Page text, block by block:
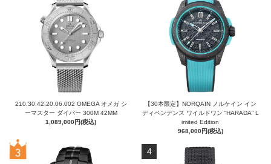
210.30.42.20.06.002 OMEGA オメガ シ
ーマスター ダイバー 300M 42MM
1,089,000円(税込)
【30本限定】NORQAIN ノルケイン イン
ディペンデンス ワイルドワン “HARADA” L
imited Edition
968,000円(税込)
4